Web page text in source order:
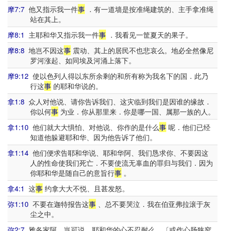
摩7:7 他又指示我一件事 ．有一道墙是按准绳建筑的、主手拿准绳
站在其上。
摩8:1 主耶和华又指示我一件事 ．我看见一筐夏天的果子。
摩8:8 地岂不因这事 震动、其上的居民不也悲哀么。地必全然像尼
罗河涨起、如同埃及河涌上落下。
摩9:12 使以色列人得以东所余剩的和所有称为我名下的国．此乃
行这事的耶和华说的。
拿1:8 众人对他说、请你告诉我们、这灾临到我们是因谁的缘故．
你以何事为业．你从那里来．你是哪一国、属那一族的人。
拿1:10 他们就大大惧怕、对他说、你作的是什么事 呢．他们已经
知道他躲避耶和华、因为他告诉了他们。
拿1:14 他们便求告耶和华说、耶和华阿、我们恳求你、不要因这
人的性命使我们死亡．不要使流无辜血的罪归与我们．因为
你耶和华是随自己的意旨行事。
拿4:1 这事 约拿大大不悦、且甚发怒。
弥1:10 不要在迦特报告这事 、总不要哭泣．我在伯亚弗拉滚于灰
尘之中。